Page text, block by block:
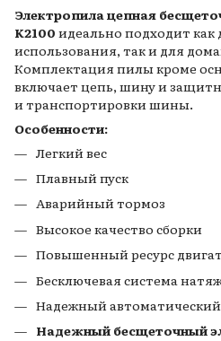
Электропила цепная
K2100 идеально подходит как
использования, так и для
Комплектация пилы кроме
включает цепь, шину и
и транспортировки шины.
Особенности:
Легкий вес
Плавный пуск
Аварийный тормоз
Высокое качество сборки
Повышенный ресурс
Бесключевая система
Надежный автоматический
Надежный бесщеточный